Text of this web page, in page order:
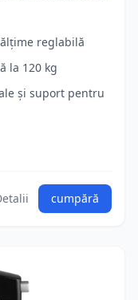
reglabilă
la 120 kg
și suport pentru
cumpără